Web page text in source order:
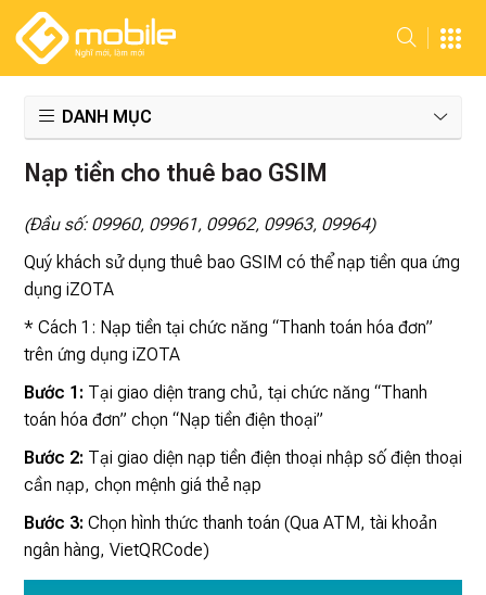
DANH MỤC
Nạp tiền cho thuê bao GSIM
(Đầu số: 09960, 09961, 09962, 09963, 09964)
Quý khách sử dụng thuê bao GSIM có thể nạp tiền qua ứng
dụng iZOTA
* Cách 1: Nạp tiền tại chức năng “Thanh toán hóa đơn”
trên ứng dụng iZOTA
Bước 1: Tại giao diện trang chủ, tại chức năng “Thanh
toán hóa đơn” chọn “Nạp tiền điện thoại”
Bước 2: Tại giao diện nạp tiền điện thoại nhập số điện thoại
cần nạp, chọn mệnh giá thẻ nạp
Bước 3: Chọn hình thức thanh toán (Qua ATM, tài khoản
ngân hàng, VietQRCode)